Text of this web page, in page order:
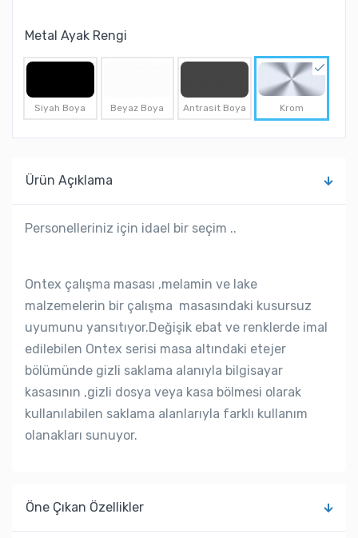
Metal Ayak Rengi
Siyah Boya Beyaz Boya Antrasit Boya Krom
Ürün Açıklama
Personelleriniz için idael bir seçim ..
Ontex çalışma masası ,melamin ve lake
malzemelerin bir çalışma masasındaki kusursuz
uyumunu yansıtıyor.Değişik ebat ve renklerde imal
edilebilen Ontex serisi masa altındaki etejer
bölümünde gizli saklama alanıyla bilgisayar
kasasının ,gizli dosya veya kasa bölmesi olarak
kullanılabilen saklama alanlarıyla farklı kullanım
olanakları sunuyor.
Öne Çıkan Özellikler